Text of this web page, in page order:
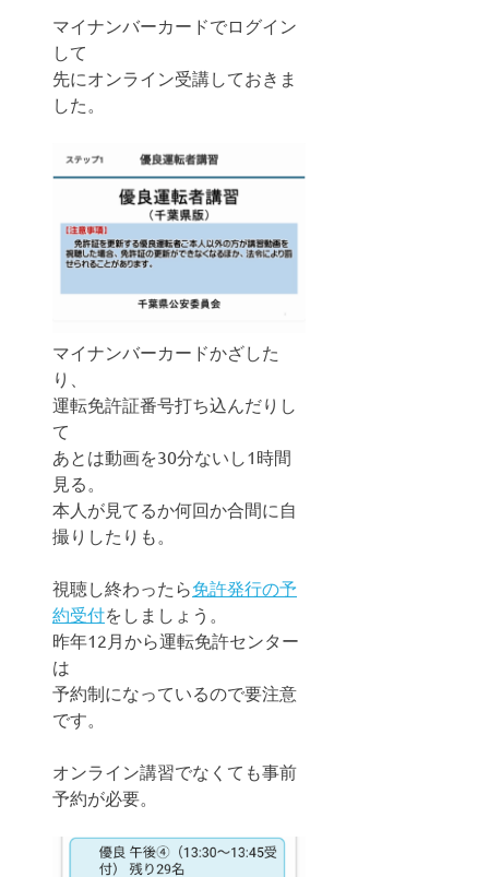
マイナンバーカードでログイン
して
先にオンライン受講しておきま
した。
マイナンバーカードかざした
り、
運転免許証番号打ち込んだりし
て
あとは動画を30分ないし1時間
見る。
本人が見てるか何回か合間に自
撮りしたりも。
視聴し終わったら免許発行の予
約受付をしましょう。
昨年12月から運転免許センター
は
予約制になっているので要注意
です。
オンライン講習でなくても事前
予約が必要。